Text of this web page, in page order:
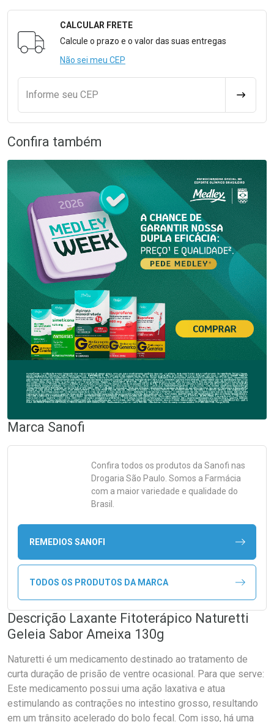
Formulário para Calcular o Frete
CALCULAR FRETE
Calcule o prazo e o valor das suas entregas
Não sei meu CEP
Informe seu CEP
Confira também
Marca Sanofi
Confira todos os produtos da Sanofi nas
Drogaria São Paulo. Somos a Farmácia
com a maior variedade e qualidade do
Brasil.
REMEDIOS SANOFI
TODOS OS PRODUTOS DA MARCA
Descrição Laxante Fitoterápico Naturetti
Geleia Sabor Ameixa 130g
Naturetti é um medicamento destinado ao tratamento de
curta duração de prisão de ventre ocasional. Para que serve:
Este medicamento possui uma ação laxativa e atua
estimulando as contrações no intestino grosso, resultando
em um trânsito acelerado do bolo fecal. Com isso, há uma